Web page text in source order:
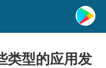
类型的应用发